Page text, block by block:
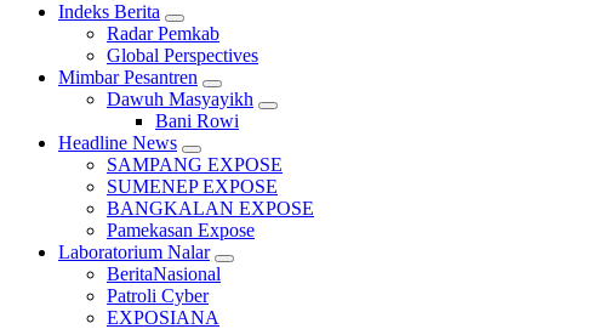
Indeks Berita
Radar Pemkab
Global Perspectives
Mimbar Pesantren
Dawuh Masyayikh
Bani Rowi
Headline News
SAMPANG EXPOSE
SUMENEP EXPOSE
BANGKALAN EXPOSE
Pamekasan Expose
Laboratorium Nalar
BeritaNasional
Patroli Cyber
EXPOSIANA